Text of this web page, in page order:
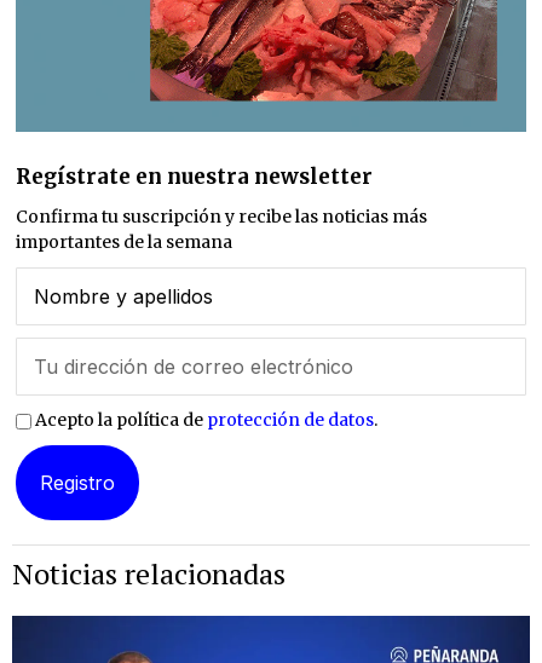
Regístrate en nuestra newsletter
Confirma tu suscripción y recibe las noticias más
importantes de la semana
Acepto la política de protección de datos.
Noticias relacionadas